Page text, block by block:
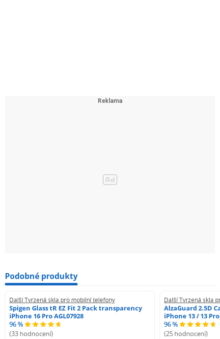
Podobné produkty
Další Tvrzená skla pro mobilní telefony
Spigen Glass tR EZ Fit 2 Pack transparency
iPhone 16 Pro AGL07928
96 %
(33 hodnocení)
Další Tvrzená skla
AlzaGuard 2.5D
iPhone 13 / 13 Pro
96 %
(25 hodnocení)